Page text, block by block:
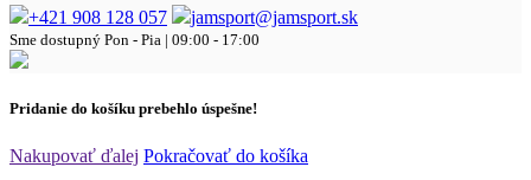
+421 908 128 057 jamsport@jamsport.sk
Sme dostupný Pon - Pia | 09:00 - 17:00
Pridanie do košíku prebehlo úspešne!
Nakupovať ďalej Pokračovať do košíka